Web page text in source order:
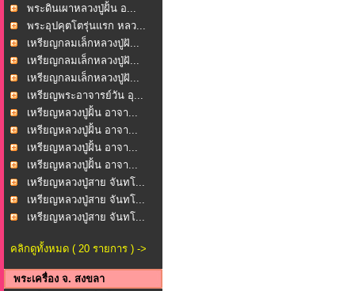
พระดินเผาหลวงปู่ฝั้น อ...
พระอุปคุตโตรุ่นแรก หลว...
เหรียญกลมเล็กหลวงปู่ฝั...
เหรียญกลมเล็กหลวงปู่ฝั...
เหรียญกลมเล็กหลวงปู่ฝั...
เหรียญพระอาจารย์วัน อุ...
เหรียญหลวงปู่ฝั้น อาจา...
เหรียญหลวงปู่ฝั้น อาจา...
เหรียญหลวงปู่ฝั้น อาจา...
เหรียญหลวงปู่ฝั้น อาจา...
เหรียญหลวงปู่สาย จันทโ...
เหรียญหลวงปู่สาย จันทโ...
เหรียญหลวงปู่สาย จันทโ...
คลิกดูทั้งหมด ( 20 รายการ ) ->
พระเครื่อง จ. สงขลา